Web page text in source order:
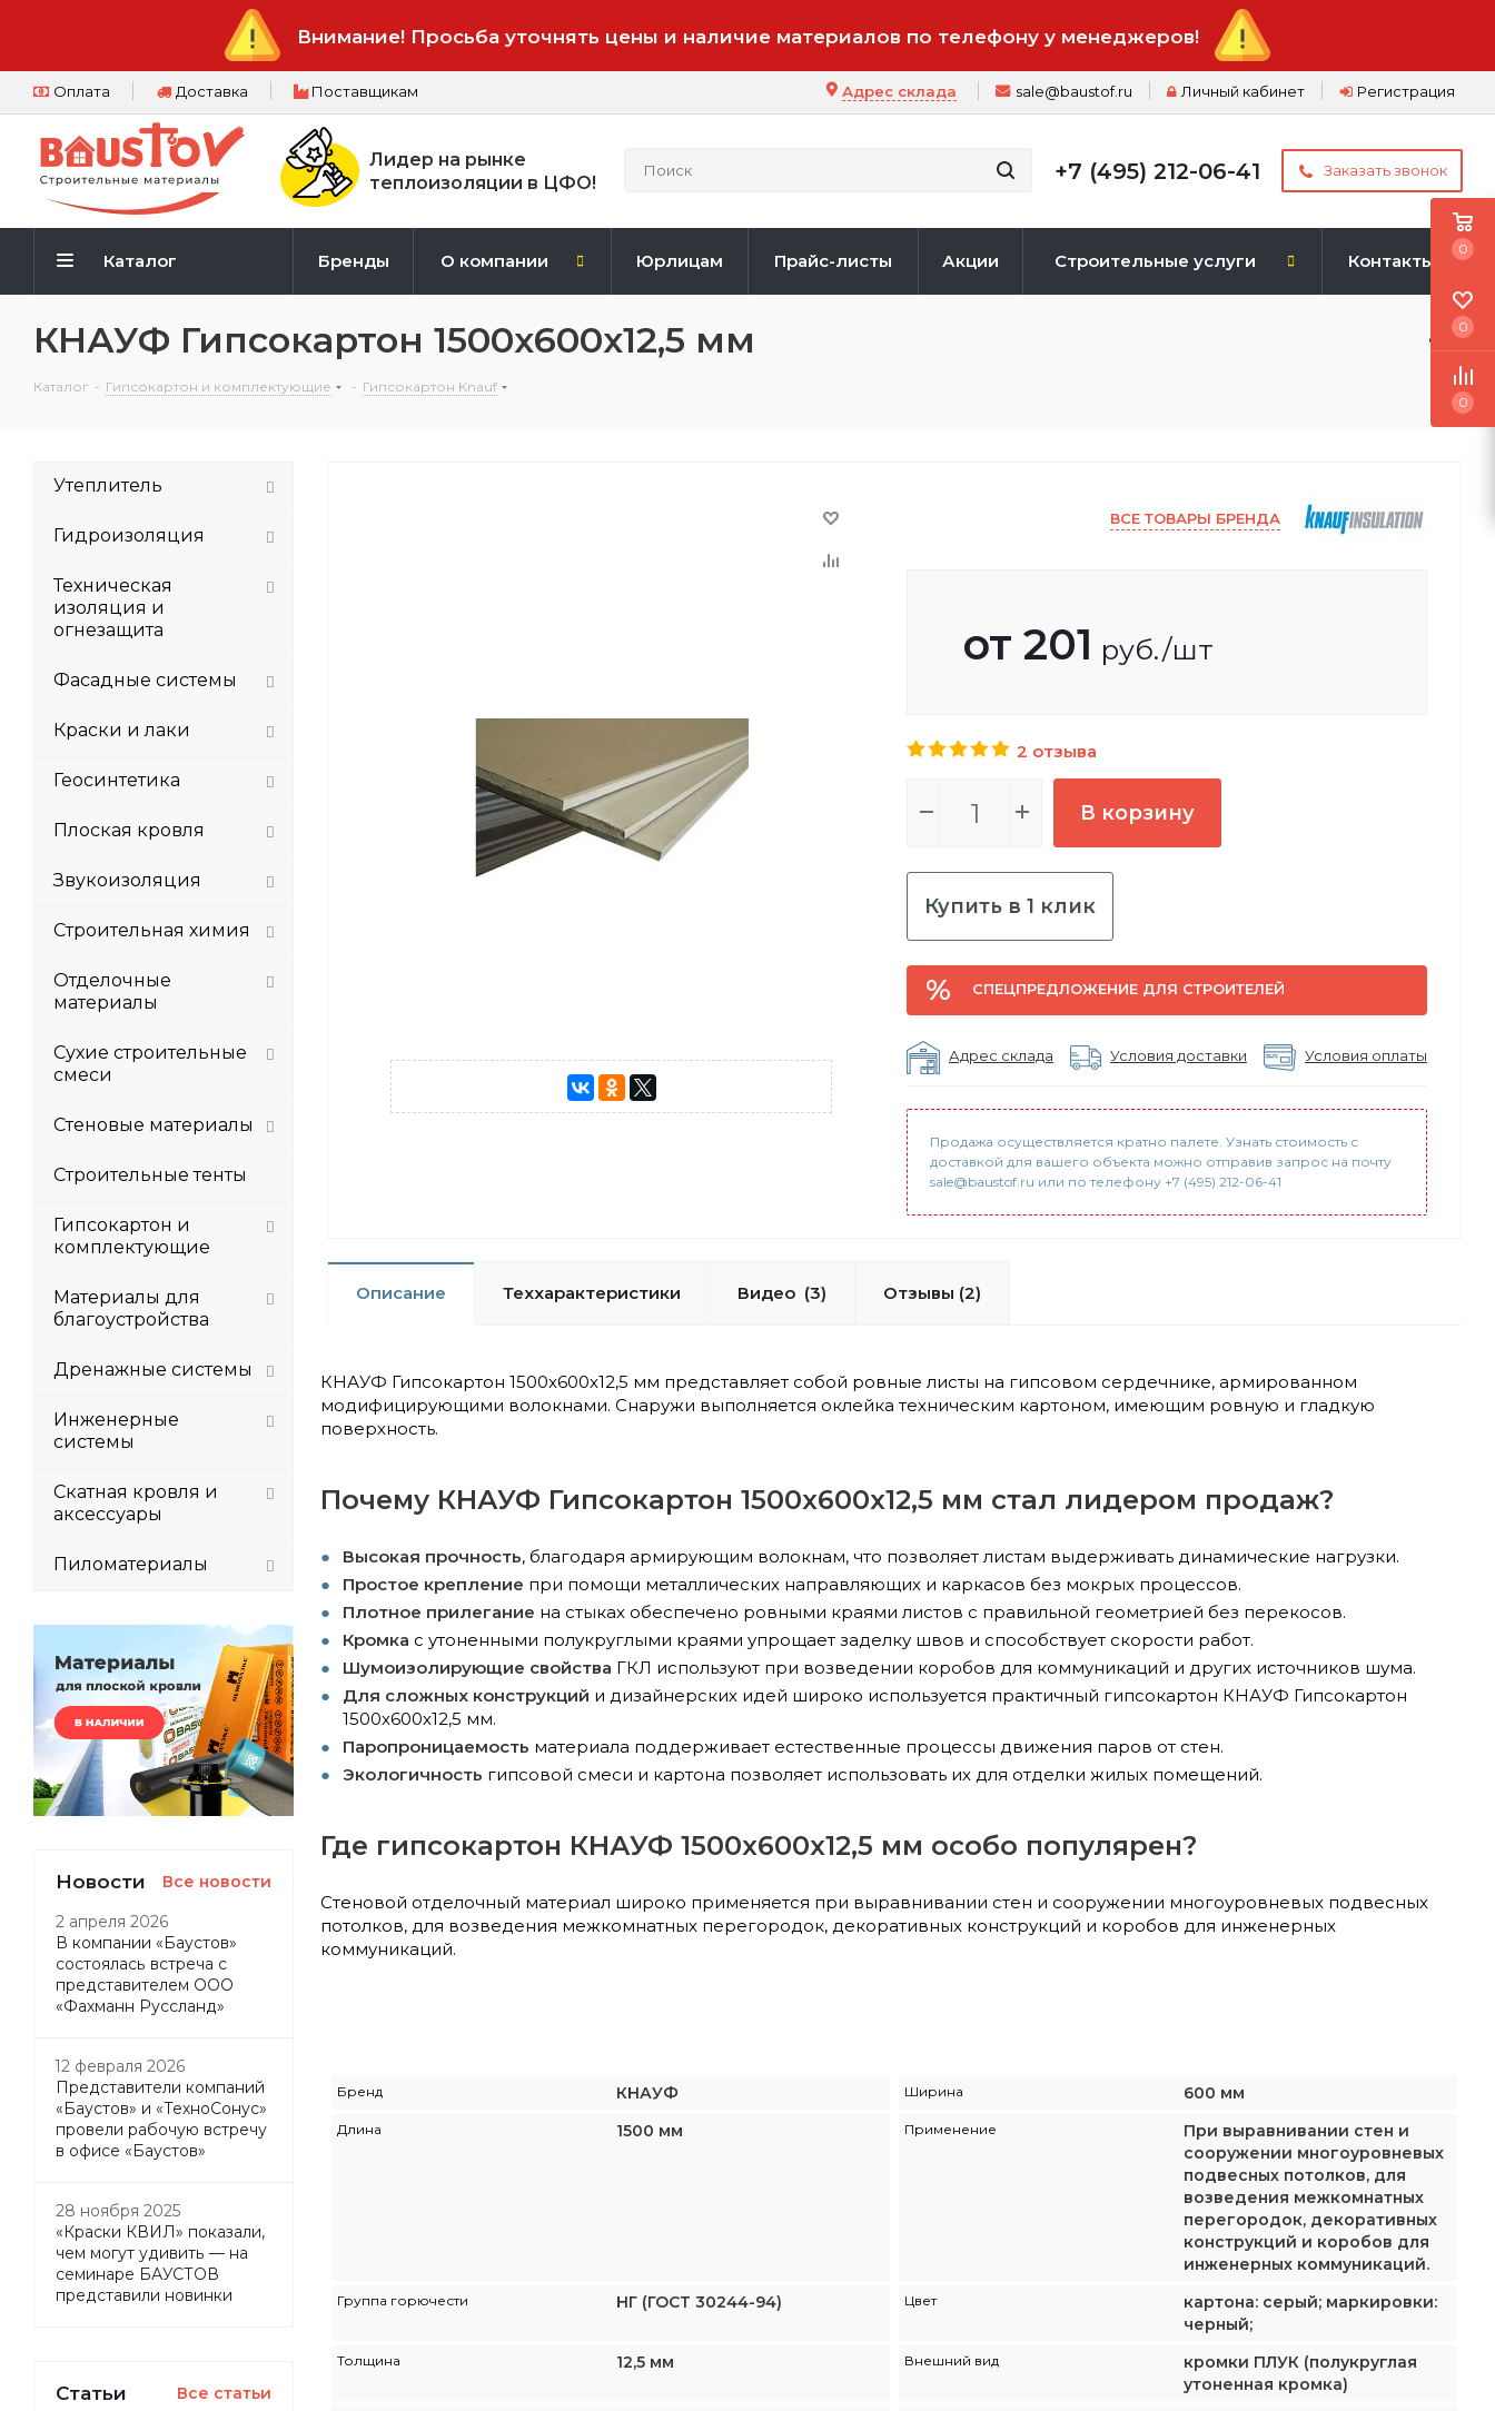
Внимание! Просьба уточнять цены и наличие материалов по телефону у менеджеров!
Оплата Доставка Поставщикам Регистрация
Личный кабинет
sale@baustof.ru
Адрес склада
Лидер на рынке
теплоизоляции в ЦФО!
+7 (495) 212-06-41 Заказать звонок
Каталог Бренды О компании Юрлицам Прайс-листы Акции Строительные услуги Контакты
КНАУФ Гипсокартон 1500x600x12,5 мм
Каталог - Гипсокартон и комплектующие - Гипсокартон Knauf
ВСЕ ТОВАРЫ БРЕНДА
от 201 руб./шт
2 отзыва
В корзину
Купить в 1 клик
СПЕЦПРЕДЛОЖЕНИЕ ДЛЯ СТРОИТЕЛЕЙ
Адрес склада Условия доставки Условия оплаты
Продажа осуществляется кратно палете. Узнать стоимость с
доставкой для вашего объекта можно отправив запрос на почту
sale@baustof.ru или по телефону +7 (495) 212-06-41
Описание Теххарактеристики Видео (3) Отзывы (2)
КНАУФ Гипсокартон 1500x600x12,5 мм представляет собой ровные листы на гипсовом сердечнике, армированном
модифицирующими волокнами. Снаружи выполняется оклейка техническим картоном, имеющим ровную и гладкую
поверхность.
Почему КНАУФ Гипсокартон 1500x600x12,5 мм стал лидером продаж?
Высокая прочность, благодаря армирующим волокнам, что позволяет листам выдерживать динамические нагрузки.
Простое крепление при помощи металлических направляющих и каркасов без мокрых процессов.
Плотное прилегание на стыках обеспечено ровными краями листов с правильной геометрией без перекосов.
Кромка с утоненными полукруглыми краями упрощает заделку швов и способствует скорости работ.
Шумоизолирующие свойства ГКЛ используют при возведении коробов для коммуникаций и других источников шума.
Для сложных конструкций и дизайнерских идей широко используется практичный гипсокартон КНАУФ Гипсокартон
1500x600x12,5 мм.
Паропроницаемость материала поддерживает естественные процессы движения паров от стен.
Экологичность гипсовой смеси и картона позволяет использовать их для отделки жилых помещений.
Где гипсокартон КНАУФ 1500x600x12,5 мм особо популярен?
Стеновой отделочный материал широко применяется при выравнивании стен и сооружении многоуровневых подвесных
потолков, для возведения межкомнатных перегородок, декоративных конструкций и коробов для инженерных
коммуникаций.
Бренд КНАУФ Ширина 600 мм
Длина 1500 мм Применение
При выравнивании стен и
сооружении многоуровневых
подвесных потолков, для
возведения межкомнатных
перегородок, декоративных
конструкций и коробов для
инженерных коммуникаций.
Группа горючести НГ (ГОСТ 30244-94) Цвет
картона: серый; маркировки:
черный;
Толщина 12,5 мм Внешний вид
кромки ПЛУК (полукруглая
утоненная кромка)
Утеплитель
Гидроизоляция
Техническая
изоляция и
огнезащита
Фасадные системы
Краски и лаки
Геосинтетика
Плоская кровля
Звукоизоляция
Строительная химия
Отделочные
материалы
Сухие строительные
смеси
Стеновые материалы
Строительные тенты
Гипсокартон и
комплектующие
Материалы для
благоустройства
Дренажные системы
Инженерные
системы
Скатная кровля и
аксессуары
Пиломатериалы
Новости Все новости
2 апреля 2026
В компании «Баустов»
состоялась встреча с
представителем ООО
«Фахманн Руссланд»
12 февраля 2026
Представители компаний
«Баустов» и «ТехноСонус»
провели рабочую встречу
в офисе «Баустов»
28 ноября 2025
«Краски КВИЛ» показали,
чем могут удивить — на
семинаре БАУСТОВ
представили новинки
Статьи Все статьи
0
0
0